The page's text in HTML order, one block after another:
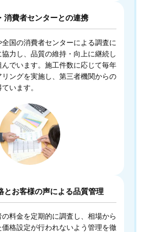
消費者センターとの連携
国の消費者センターによる調査に
力し、品質の維持・向上に継続し
んでいます。施工件数に応じて毎年
ングを実施し、第三者機関からの
います。
とお客様の声による品質管理
の料金を定期的に調査し、相場から
格設定が行われないよう管理を徹